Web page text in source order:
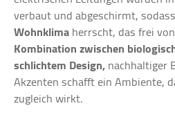
verbaut und abgeschirmt,
Wohnklimaherrscht, das frei
Kombinationzwischen
schlichtem Design,nachhaltiger
Akzenten schafft ein Ambiente,
zugleich wirkt.